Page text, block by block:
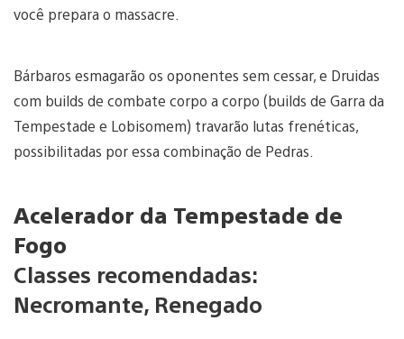
você prepara o massacre.
Bárbaros esmagarão os oponentes sem cessar, e Druidas
com builds de combate corpo a corpo (builds de Garra da
Tempestade e Lobisomem) travarão lutas frenéticas,
possibilitadas por essa combinação de Pedras.
Acelerador da Tempestade de
Fogo
Classes recomendadas:
Necromante, Renegado